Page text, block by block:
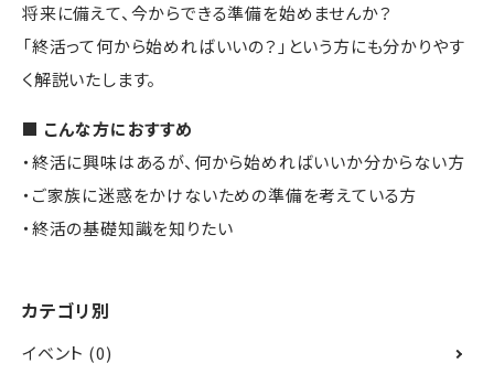
将来に備えて、今からできる準備を始めませんか？
「終活って何から始めればいいの？」という方にも分かりやす
く解説いたします。
■ こんな方におすすめ
・終活に興味はあるが、何から始めればいいか分からない方
・ご家族に迷惑をかけないための準備を考えている方
・終活の基礎知識を知りたい
カテゴリ別
イベント (0)